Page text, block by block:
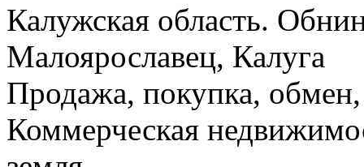
Калужская область.
Малоярославец, Калуга
Продажа, покупка, обмен,
Коммерческая